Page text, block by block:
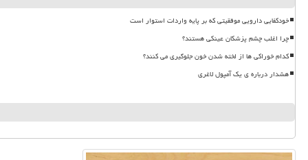
خودکفایی دارویی موفقیتی که بر پایه واردات استوار است
چرا اغلب چشم پزشکان عینکی هستند؟
کدام خوراکی ها از لخته شدن خون جلوگیری می کنند؟
هشدار درباره ی یک آمپول لاغری